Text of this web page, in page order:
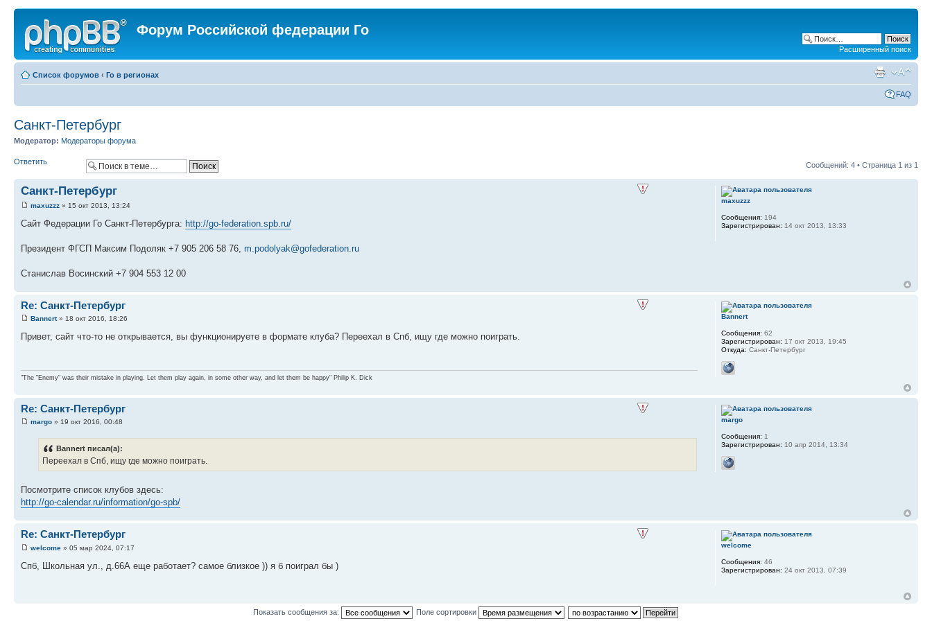
Форум Российской федерации Го
Расширенный поиск
Список форумов ‹ Го в регионах
FAQ
Санкт-Петербург
Модератор: Модераторы форума
Ответить Сообщений: 4 • Страница 1 из 1
Санкт-Петербург
maxuzzz » 15 окт 2013, 13:24
Сайт Федерации Го Санкт-Петербурга: http://go-federation.spb.ru/
Президент ФГСП Максим Подоляк +7 905 206 58 76, m.podolyak@gofederation.ru
Станислав Восинский +7 904 553 12 00
maxuzzz
Сообщения: 194
Зарегистрирован: 14 окт 2013, 13:33
Re: Санкт-Петербург
Bannert» 18 окт 2016, 18:26
Привет, сайт что-то не открывается, вы функционируете в формате клуба? Переехал в Спб, ищу где можно поиграть.
"The "Enemy" was their mistake in playing. Let them play again, in some other way, and let them be happy" Philip K. Dick
Bannert
Сообщения: 62
Зарегистрирован: 17 окт 2013, 19:45
Откуда: Санкт-Петербург
Re: Санкт-Петербург
margo » 19 окт 2016, 00:48
Bannert писал(а):
Переехал в Спб, ищу где можно поиграть.
Посмотрите список клубов здесь:
http://go-calendar.ru/information/go-spb/
margo
Сообщения: 1
Зарегистрирован: 10 апр 2014, 13:34
Re: Санкт-Петербург
welcome » 05 мар 2024, 07:17
Спб, Школьная ул., д.66А еще работает? самое близкое )) я б поиграл бы )
welcome
Сообщения: 46
Зарегистрирован: 24 окт 2013, 07:39
Показать сообщения за: Поле сортировки